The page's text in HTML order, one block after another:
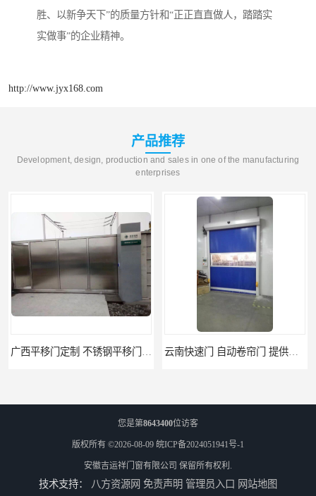
胜、以新争天下”的质量方针和“正正直直做人，踏踏实
实做事”的企业精神。
http://www.jyx168.com
产品推荐
Development, design, production and sales in one of the manufacturing
enterprises
广西平移门定制 不锈钢平移门 别墅平移门 云南快速门 自动卷帘门 提供免费样品
您是第8643400位访客
版权所有 ©2026-08-09 皖ICP备2024051941号-1
安徽吉运祥门窗有限公司 保留所有权利.
技术支持： 八方资源网 免责声明 管理员入口 网站地图